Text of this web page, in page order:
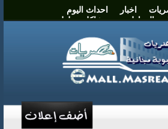
اخبار
احداث اليوم
المواطنين
مشاكل وحلول